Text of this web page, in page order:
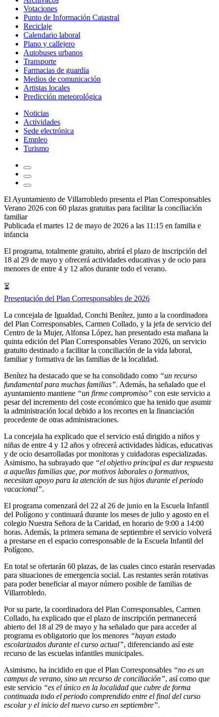
Votaciones
Punto de Información Catastral
Reciclaje
Calendario laboral
Plano y callejero
Autobuses urbanos
Transporte
Farmacias de guardia
Medios de comunicación
Artistas locales
Predicción meteorológica
Noticias
Actividades
Sede electrónica
Empleo
Turismo
El Ayuntamiento de Villarrobledo presenta el Plan Corresponsables
Verano 2026 con 60 plazas gratuitas para facilitar la conciliación
familiar
Publicada el martes 12 de mayo de 2026 a las 11:15 en familia e
infancia
El programa, totalmente gratuito, abrirá el plazo de inscripción del
18 al 29 de mayo y ofrecerá actividades educativas y de ocio para
menores de entre 4 y 12 años durante todo el verano.
⏳
Presentación del Plan Corresponsables de 2026
La concejala de Igualdad, Conchi Benítez, junto a la coordinadora
del Plan Corresponsables, Carmen Collado, y la jefa de servicio del
Centro de la Mujer, Alfonsa López, han presentado esta mañana la
quinta edición del Plan Corresponsables Verano 2026, un servicio
gratuito destinado a facilitar la conciliación de la vida laboral,
familiar y formativa de las familias de la localidad.
Benítez ha destacado que se ha consolidado como “un recurso
fundamental para muchas familias”. Además, ha señalado que el
ayuntamiento mantiene “un firme compromiso” con este servicio a
pesar del incremento del coste económico que ha tenido que asumir
la administración local debido a los recortes en la financiación
procedente de otras administraciones.
La concejala ha explicado que el servicio está dirigido a niños y
niñas de entre 4 y 12 años y ofrecerá actividades lúdicas, educativas
y de ocio desarrolladas por monitoras y cuidadoras especializadas.
Asimismo, ha subrayado que “el objetivo principal es dar respuesta
a aquellas familias que, por motivos laborales o formativos,
necesitan apoyo para la atención de sus hijos durante el periodo
vacacional”.
El programa comenzará del 22 al 26 de junio en la Escuela Infantil
del Polígono y continuará durante los meses de julio y agosto en el
colegio Nuestra Señora de la Caridad, en horario de 9:00 a 14:00
horas. Además, la primera semana de septiembre el servicio volverá
a prestarse en el espacio corresponsable de la Escuela Infantil del
Polígono.
En total se ofertarán 60 plazas, de las cuales cinco estarán reservadas
para situaciones de emergencia social. Las restantes serán rotativas
para poder beneficiar al mayor número posible de familias de
Villarrobledo.
Por su parte, la coordinadora del Plan Corresponsables, Carmen
Collado, ha explicado que el plazo de inscripción permanecerá
abierto del 18 al 29 de mayo y ha señalado que para acceder al
programa es obligatorio que los menores “hayan estado
escolarizados durante el curso actual”, diferenciando así este
recurso de las escuelas infantiles municipales.
Asimismo, ha incidido en que el Plan Corresponsables “no es un
campus de verano, sino un recurso de conciliación”, así como que
este servicio “es el único en la localidad que cubre de forma
continuada todo el periodo comprendido entre el final del curso
escolar y el inicio del nuevo curso en septiembre”.